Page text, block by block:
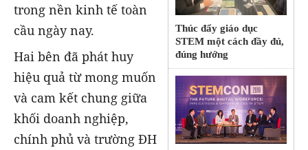
Thúc đẩy giáo dục
STEM một cách đầy đủ,
đúng hướng
trong nền kinh tế toàn
cầu ngày nay.
Hai bên đã phát huy
hiệu quả từ mong muốn
và cam kết chung giữa
khối doanh nghiệp,
chính phủ và trường ĐH